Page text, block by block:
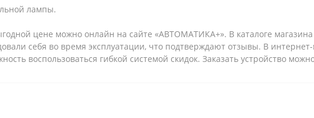
лампы.
цене можно онлайн на сайте «АВТОМАТИКА+». В каталоге
себя во время эксплуатации, что подтверждают отзывы. В
воспользоваться гибкой системой скидок. Заказать устройство